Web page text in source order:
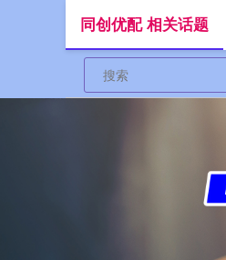
同创优配 相关话题